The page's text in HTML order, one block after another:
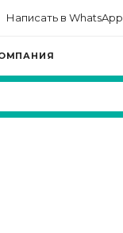
Написать в WhatsApp